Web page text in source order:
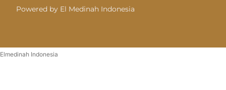
Powered by El Medinah Indonesia
Elmedinah Indonesia